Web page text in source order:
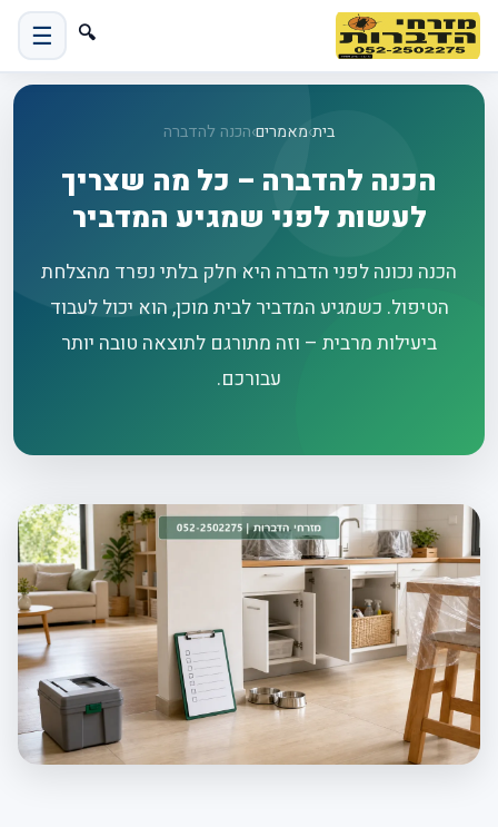
🔍
☰
בית›מאמרים›הכנה להדברה
הכנה להדברה – כל מה שצריך
לעשות לפני שמגיע המדביר
הכנה נכונה לפני הדברה היא חלק בלתי נפרד מהצלחת
הטיפול. כשמגיע המדביר לבית מוכן, הוא יכול לעבוד
ביעילות מרבית – וזה מתורגם לתוצאה טובה יותר
עבורכם.